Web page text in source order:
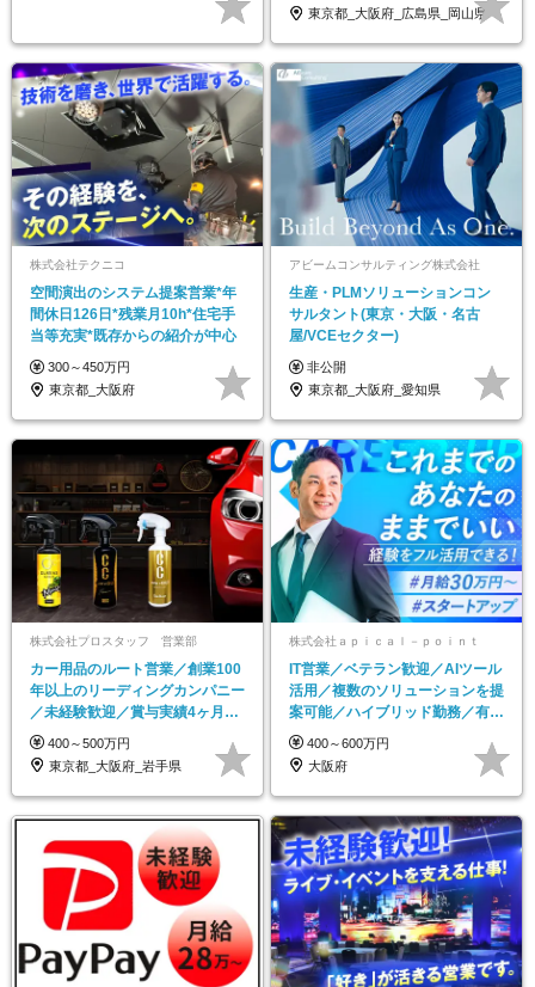
東京都_大阪府_広島県_岡山県
株式会社テクニコ
空間演出のシステム提案営業*年
間休日126日*残業月10h*住宅手
当等充実*既存からの紹介が中心
300～450万円
東京都_大阪府
アビームコンサルティング株式会社
生産・PLMソリューションコン
サルタント(東京・大阪・名古
屋/VCEセクター)
非公開
東京都_大阪府_愛知県
株式会社プロスタッフ 営業部
カー用品のルート営業／創業100
年以上のリーディングカンパニー
／未経験歓迎／賞与実績4ヶ月分
＋決算賞与あり
400～500万円
東京都_大阪府_岩手県
株式会社ａｐｉｃａｌ－ｐｏｉｎｔ
IT営業／ベテラン歓迎／AIツール
活用／複数のソリューションを提
案可能／ハイブリッド勤務／有給
100%消化も可
400～600万円
大阪府